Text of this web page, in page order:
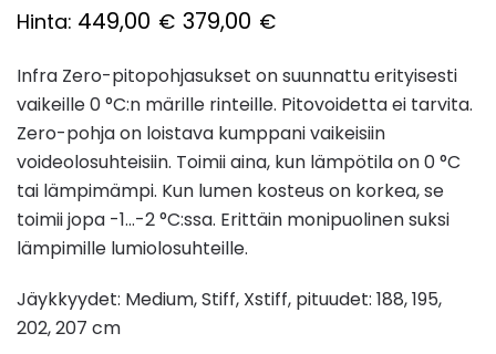
Hinta: 449,00 € 379,00 €
Infra Zero-pitopohjasukset on suunnattu erityisesti
vaikeille 0 °C:n märille rinteille. Pitovoidetta ei tarvita.
Zero-pohja on loistava kumppani vaikeisiin
voideolosuhteisiin. Toimii aina, kun lämpötila on 0 °C
tai lämpimämpi. Kun lumen kosteus on korkea, se
toimii jopa -1…-2 °C:ssa. Erittäin monipuolinen suksi
lämpimille lumiolosuhteille.
Jäykkyydet: Medium, Stiff, Xstiff, pituudet: 188, 195,
202, 207 cm